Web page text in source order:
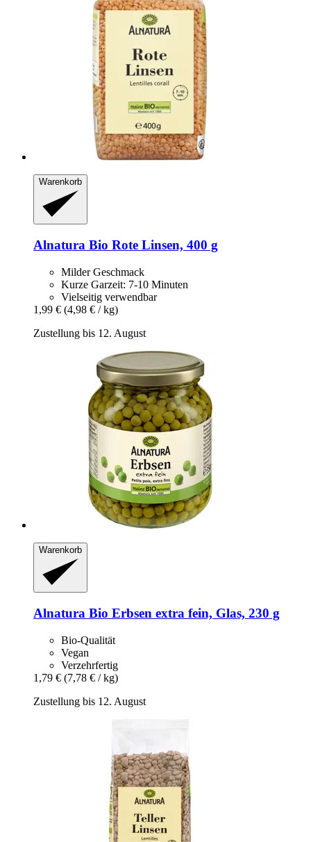
Warenkorb
Alnatura Bio Rote Linsen, 400 g
Milder Geschmack
Kurze Garzeit: 7-10 Minuten
Vielseitig verwendbar
1,99 € (4,98 € / kg)
Zustellung bis 12. August
Warenkorb
Alnatura Bio Erbsen extra fein, Glas, 230 g
Bio-Qualität
Vegan
Verzehrfertig
1,79 € (7,78 € / kg)
Zustellung bis 12. August